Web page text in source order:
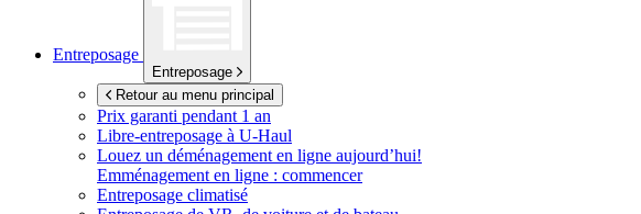
Entreposage
Entreposage
Retour au menu principal
Prix garanti pendant 1 an
Libre-entreposage à U-Haul
Louez un déménagement en ligne aujourd’hui!
Emménagement en ligne : commencer
Entreposage climatisé